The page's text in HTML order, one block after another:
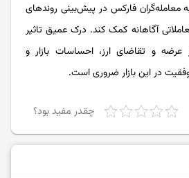
معامله‌گران فارکس در پیش‌بینی روندهای
آگاهانه کمک کند. درک عمیق تاثیر
و تقاضای ارز، احساسات بازار و
در این بازار ضروری است.
چقدر مفید بود؟